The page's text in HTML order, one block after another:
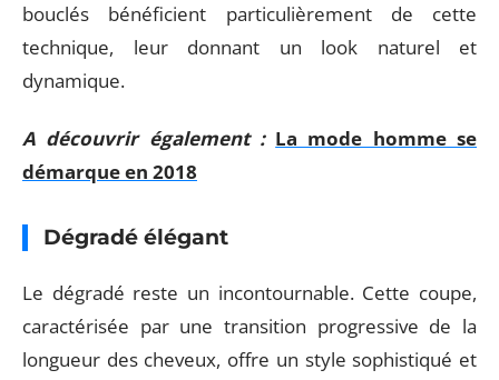
bouclés bénéficient particulièrement de cette
technique, leur donnant un look naturel et
dynamique.
A découvrir également : La mode homme se
démarque en 2018
Dégradé élégant
Le dégradé reste un incontournable. Cette coupe,
caractérisée par une transition progressive de la
longueur des cheveux, offre un style sophistiqué et